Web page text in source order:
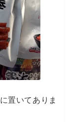
置いてありま